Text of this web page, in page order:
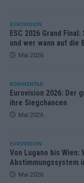
EUROVISION
ESC 2026 Grand
und wer wann auf die
Mai 2026
KOMMENTAR
Eurovision 2026: Der
ihre Siegchancen
Mai 2026
EUROVISION
Von Lugano bis Wien:
Abstimmungssystem
Mai 2026